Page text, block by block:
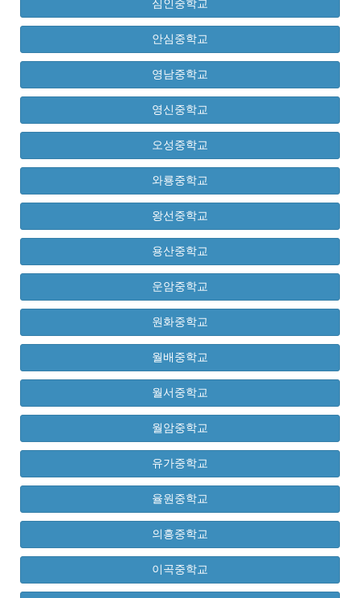
심인중학교
안심중학교
영남중학교
영신중학교
오성중학교
와룡중학교
왕선중학교
용산중학교
운암중학교
원화중학교
월배중학교
월서중학교
월암중학교
유가중학교
율원중학교
의흥중학교
이곡중학교